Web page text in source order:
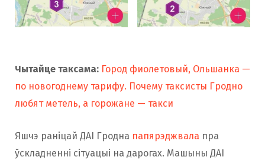
Чытайце таксама: Город фиолетовый, Ольшанка —
по новогоднему тарифу. Почему таксисты Гродно
любят метель, а горожане — такси
Яшчэ раніцай ДАІ Гродна папярэджвала пра
ўскладненні сітуацыі на дарогах. Машыны ДАІ